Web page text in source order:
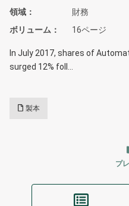
領域
財務
ボリューム
16ページ
In July 2017, shares of
surged 12% foll…
製本
プ